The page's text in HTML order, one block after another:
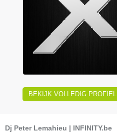
BEKIJK VOLLEDIG PROFIEL
Dj Peter Lemahieu | INFINITY.be